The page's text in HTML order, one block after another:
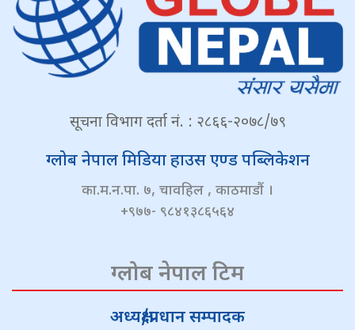
सूचना विभाग दर्ता नं. : २८६६-२०७८/७९
ग्लोब नेपाल मिडिया हाउस एण्ड पब्लिकेशन
का.म.न.पा. ७, चावहिल , काठमाडौं ।
+९७७- ९८४१३८६५६४
ग्लोब नेपाल टिम
अध्यक्ष/प्रधान सम्पादक